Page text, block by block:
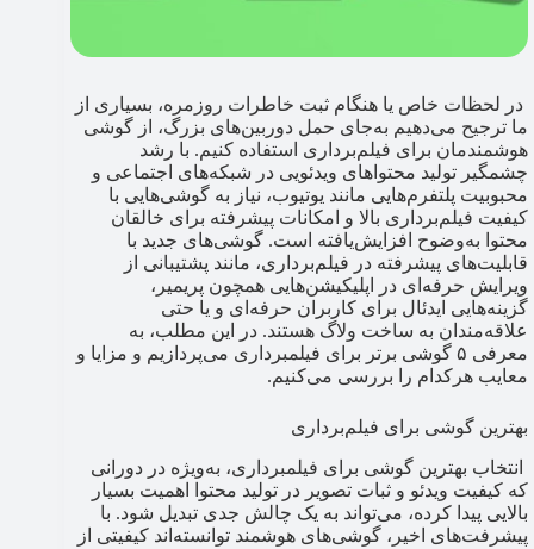
در لحظات خاص یا هنگام ثبت خاطرات روزمره، بسیاری از
ما ترجیح می‌دهیم به‌جای حمل دوربین‌های بزرگ، از گوشی
هوشمندمان برای فیلم‌برداری استفاده کنیم. با رشد
چشمگیر تولید محتواهای ویدئویی در شبکه‌های اجتماعی و
محبوبیت پلتفرم‌هایی مانند یوتیوب، نیاز به گوشی‌هایی با
کیفیت فیلم‌برداری بالا و امکانات پیشرفته برای خالقان
محتوا به‌وضوح افزایش‌یافته است. گوشی‌های جدید با
قابلیت‌های پیشرفته در فیلم‌برداری، مانند پشتیبانی از
ویرایش حرفه‌ای در اپلیکیشن‌هایی همچون پریمیر،
گزینه‌هایی ایدئال برای کاربران حرفه‌ای و یا حتی
علاقه‌مندان به ساخت ولاگ هستند. در این مطلب، به
معرفی ۵ گوشی برتر برای فیلمبرداری می‌پردازیم و مزایا و
معایب هرکدام را بررسی می‌کنیم.
بهترین گوشی برای فیلم‌برداری
انتخاب بهترین گوشی برای فیلمبرداری، به‌ویژه در دورانی
که کیفیت ویدئو و ثبات تصویر در تولید محتوا اهمیت بسیار
بالایی پیدا کرده، می‌تواند به یک چالش جدی تبدیل شود. با
پیشرفت‌های اخیر، گوشی‌های هوشمند توانسته‌اند کیفیتی از